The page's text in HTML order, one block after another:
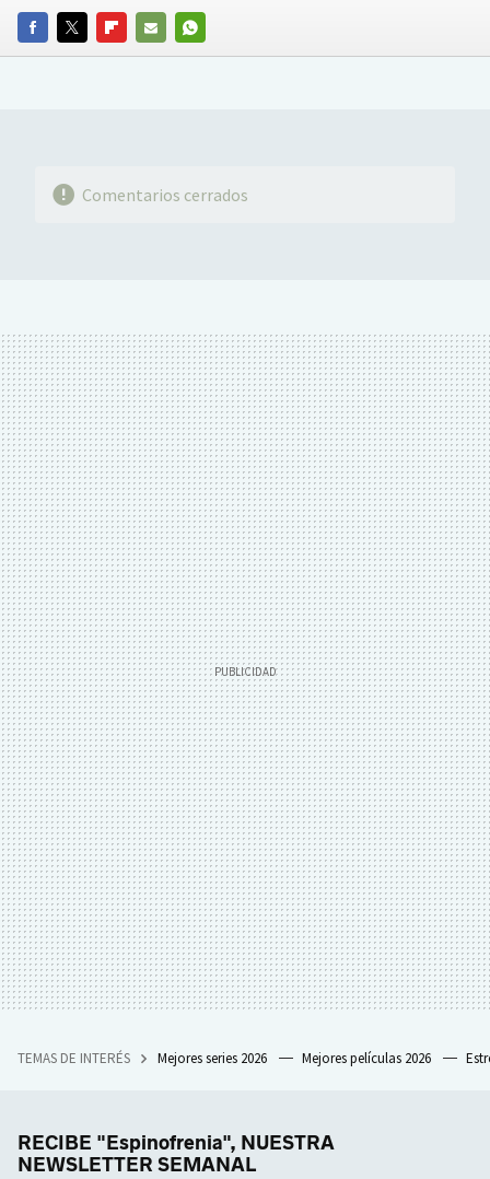
FACEBOOKTWITTERFLIPBOARD
E-
WHATSAPP
Comentarios cerrados
TEMAS DE INTERÉS Mejores series 2026 Mejores películas 2026
RECIBE "Espinofrenia", NUESTRA
NEWSLETTER SEMANAL